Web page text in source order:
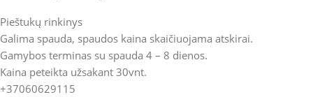
Pieštukų rinkinys
Galima spauda, spaudos kaina skaičiuojama atskirai.
Gamybos terminas su spauda 4 – 8 dienos.
Kaina peteikta užsakant 30vnt.
+37060629115